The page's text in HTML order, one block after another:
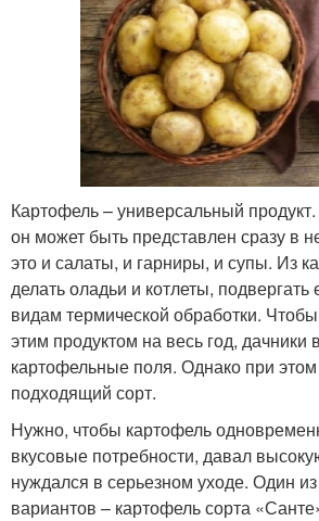
Картофель – универсальный
он может быть представлен сразу в
это и салаты, и гарниры, и супы. Из
делать оладьи и котлеты,
видам термической обработки.
этим продуктом на весь год,
картофельные поля. Однако при
подходящий сорт.
Нужно, чтобы картофель
вкусовые потребности, давал
нуждался в серьезном уходе. Один
вариантов – картофель сорта